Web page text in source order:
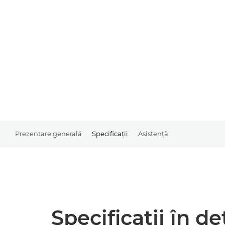
Prezentare generală Specificaţii Asistenţă
Specificaţii în